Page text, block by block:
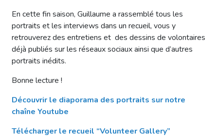
En cette fin saison, Guillaume a rassemblé tous les
portraits et les interviews dans un recueil, vous y
retrouverez des entretiens et des dessins de volontaires
déjà publiés sur les réseaux sociaux ainsi que d’autres
portraits inédits.
Bonne lecture !
Découvrir le diaporama des portraits sur notre
chaîne Youtube
Télécharger le recueil “Volunteer Gallery”